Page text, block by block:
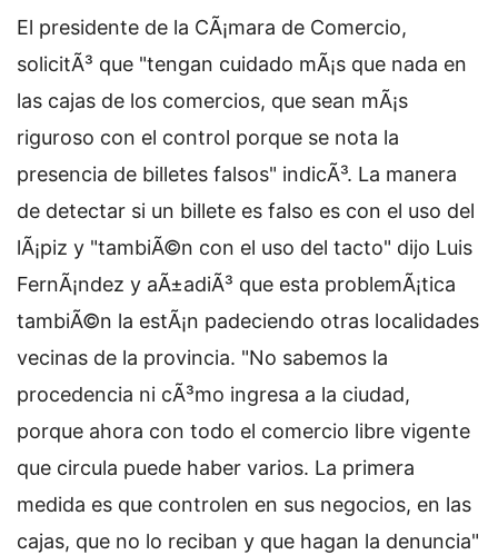
El presidente de la CÃ¡mara de Comercio,
solicitÃ³ que "tengan cuidado mÃ¡s que nada en
las cajas de los comercios, que sean mÃ¡s
riguroso con el control porque se nota la
presencia de billetes falsos" indicÃ³. La manera
de detectar si un billete es falso es con el uso del
lÃ¡piz y "tambiÃ©n con el uso del tacto" dijo Luis
FernÃ¡ndez y aÃ±adiÃ³ que esta problemÃ¡tica
tambiÃ©n la estÃ¡n padeciendo otras localidades
vecinas de la provincia. "No sabemos la
procedencia ni cÃ³mo ingresa a la ciudad,
porque ahora con todo el comercio libre vigente
que circula puede haber varios. La primera
medida es que controlen en sus negocios, en las
cajas, que no lo reciban y que hagan la denuncia"